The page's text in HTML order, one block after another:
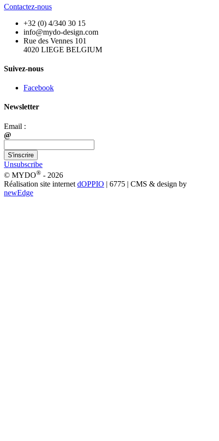
Contactez-nous
+32 (0) 4/340 30 15
info@mydo-design.com
Rue des Vennes 101
4020 LIEGE BELGIUM
Suivez-nous
Facebook
Newsletter
Email :
@
S'inscrire
Unsubscribe
© MYDO® - 2026
Réalisation site internet dOPPIO | 6775 | CMS & design by
newEdge